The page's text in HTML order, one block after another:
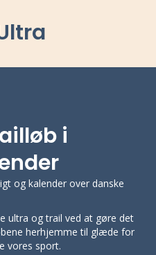
i
og kalender over danske
ultra og trail ved at gøre det
herhjemme til glæde for
vores sport.